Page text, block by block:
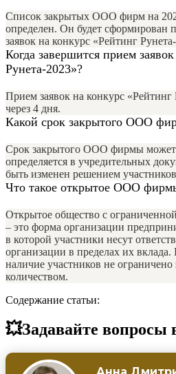
Список закрытых ООО фирм на
определен. Он будет сформирован
заявок на конкурс «Рейтинг
Когда завершится прием
Рунета-2023»?
Прием заявок на конкурс «Рейтинг
через 4 дня.
Какой срок закрытого ООО
Срок закрытого ООО фирмы
определяется в учредительных
быть изменен решением
Что такое открытое ООО
Открытое общество с
– это форма организации
в которой участники несут
организации в пределах их
наличие участников не
количеством.
Содержание статьи:
💥Задавайте вопросы